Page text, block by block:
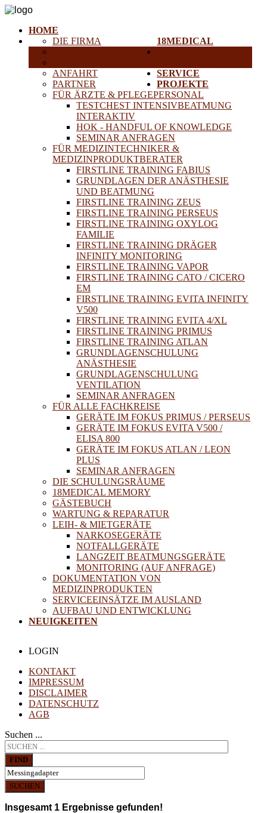
HOME
18MEDICAL
DIE FIRMA
ANFAHRT
PARTNER
FÜR ÄRZTE & PFLEGEPERSONAL
TESTCHEST INTENSIVBEATMUNG
INTERAKTIV
HOK - HANDFUL OF KNOWLEDGE
SEMINAR ANFRAGEN
FÜR MEDIZINTECHNIKER &
MEDIZINPRODUKTBERATER
FIRSTLINE TRAINING FABIUS
GRUNDLAGEN DER ANÄSTHESIE
UND BEATMUNG
FIRSTLINE TRAINING ZEUS
FIRSTLINE TRAINING PERSEUS
FIRSTLINE TRAINING OXYLOG
FAMILIE
FIRSTLINE TRAINING DRÄGER
INFINITY MONITORING
FIRSTLINE TRAINING VAPOR
FIRSTLINE TRAINING CATO / CICERO
EM
FIRSTLINE TRAINING EVITA INFINITY
V500
FIRSTLINE TRAINING EVITA 4/XL
FIRSTLINE TRAINING PRIMUS
FIRSTLINE TRAINING ATLAN
GRUNDLAGENSCHULUNG
ANÄSTHESIE
GRUNDLAGENSCHULUNG
VENTILATION
SEMINAR ANFRAGEN
FÜR ALLE FACHKREISE
GERÄTE IM FOKUS PRIMUS / PERSEUS
GERÄTE IM FOKUS EVITA V500 /
ELISA 800
GERÄTE IM FOKUS ATLAN / LEON
PLUS
SEMINAR ANFRAGEN
DIE SCHULUNGSRÄUME
18MEDICAL MEMORY
GÄSTEBUCH
SERVICE
WARTUNG & REPARATUR
LEIH- & MIETGERÄTE
NARKOSEGERÄTE
NOTFALLGERÄTE
LANGZEIT BEATMUNGSGERÄTE
MONITORING (AUF ANFRAGE)
DOKUMENTATION VON
MEDIZINPRODUKTEN
PROJEKTE
SERVICEEINSÄTZE IM AUSLAND
AUFBAU UND ENTWICKLUNG
NEUIGKEITEN
LOGIN
KONTAKT
IMPRESSUM
DISCLAIMER
DATENSCHUTZ
AGB
Suchen ...
FIND
SUCHEN
Insgesamt 1 Ergebnisse gefunden!